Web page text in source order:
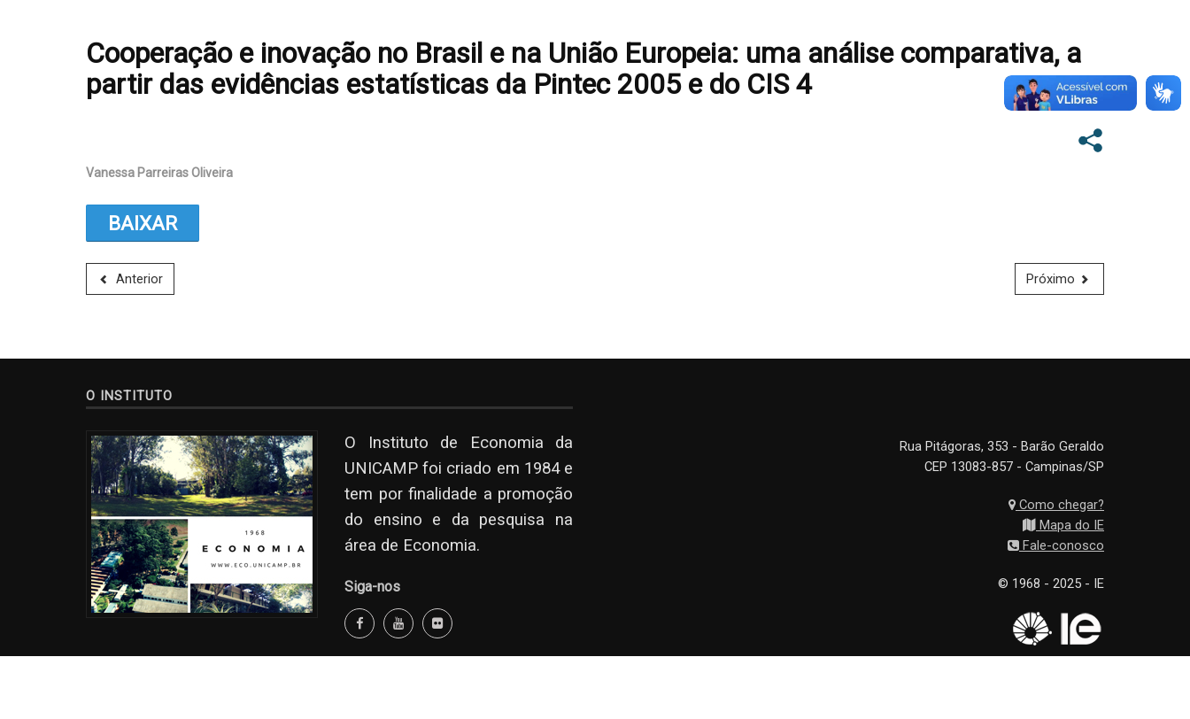
Cooperação e inovação no Brasil e na União Europeia: uma análise comparativa, a
partir das evidências estatísticas da Pintec 2005 e do CIS 4
Vanessa Parreiras Oliveira
BAIXAR
Anterior Próximo
O INSTITUTO
O Instituto de Economia da
UNICAMP foi criado em 1984 e
tem por finalidade a promoção
do ensino e da pesquisa na
área de Economia.
Siga-nos
Rua Pitágoras, 353 - Barão Geraldo
CEP 13083-857 - Campinas/SP
Como chegar?
Mapa do IE
Fale-conosco
© 1968 - 2025 - IE